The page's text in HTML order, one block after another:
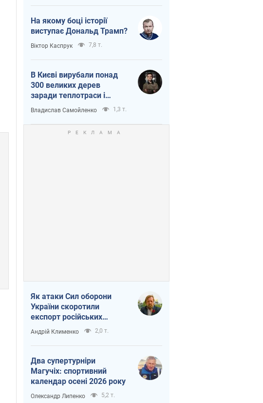
На якому боці історії
виступає Дональд Трамп?
Віктор Каспрук 7,8 т.
В Києві вирубали понад
300 великих дерев
заради теплотраси і
всупереч Генплану
Владислав Самойленко 1,3 т.
Як атаки Сил оборони
України скоротили
експорт російських
нафтопродуктів
Андрій Клименко 2,0 т.
Два супертурніри
Магучіх: спортивний
календар осені 2026 року
Олександр Липенко 5,2 т.